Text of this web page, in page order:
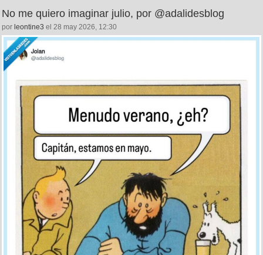
No me quiero imaginar julio, por @adalidesblog
por leontine3 el 28 may 2026, 12:30